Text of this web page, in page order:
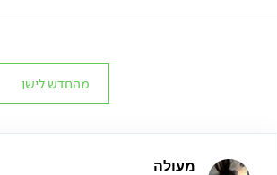
מהחדש לישן
מעולה